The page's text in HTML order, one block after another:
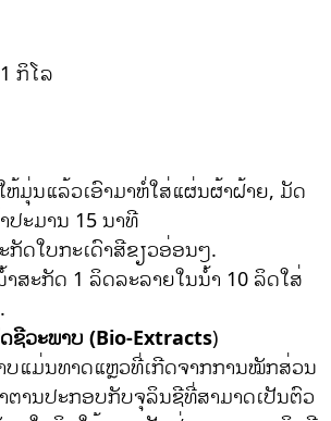
ກິໂລ
ຫ້ມຸ່ນແລ້ວເອົາມາຫໍ່ໃສ່ແຜ່ນຜ້າຝ້າຍ, ມັດ
ປະມານ 15 ນາທີ
ກັດໃບກະເດົາສີຂຽວອ່ອນໆ.
າສະກັດ 1 ລິດລະລາຍໃນນໍ້າ 10 ລິດໃສ່
ຊີວະພາບ (Bio-Extracts)
ແມ່ນທາດແຫຼວທີ່ເກີດຈາກການໝັກສ່ວນ
ຕານປະກອບກັບຈຸລິນຊີທີ່ສາມາດເປັນຕົວ